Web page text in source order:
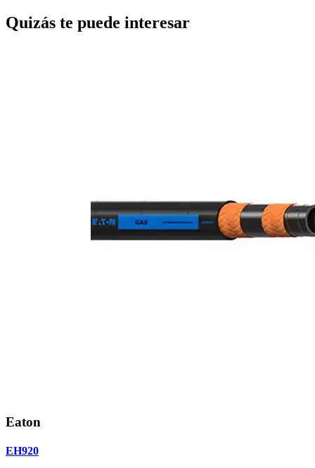
Quizás te puede interesar
Eaton
EH920